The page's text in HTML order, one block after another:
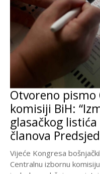
Otvoreno
komisiji BiH:
glasačkog
članova
Vijeće Kongresa
Centralnu izbornu